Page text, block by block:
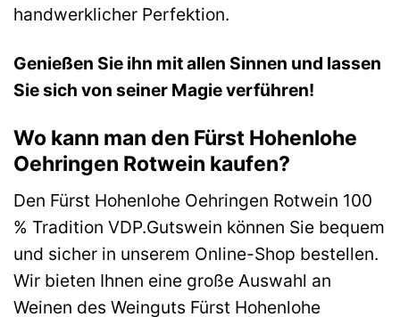
handwerklicher Perfektion.
Genießen Sie ihn mit allen Sinnen und lassen
Sie sich von seiner Magie verführen!
Wo kann man den Fürst Hohenlohe
Oehringen Rotwein kaufen?
Den Fürst Hohenlohe Oehringen Rotwein 100
% Tradition VDP.Gutswein können Sie bequem
und sicher in unserem Online-Shop bestellen.
Wir bieten Ihnen eine große Auswahl an
Weinen des Weinguts Fürst Hohenlohe